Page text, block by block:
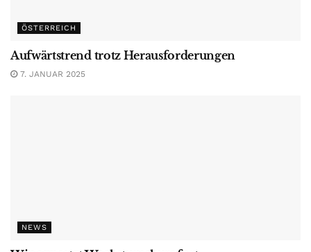
ÖSTERREICH
Aufwärtstrend trotz Herausforderungen
7. JANUAR 2025
NEWS